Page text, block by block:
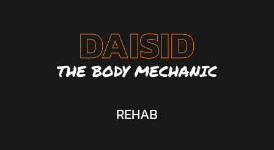
DAISID
THE BODY MECHANIC
REHAB